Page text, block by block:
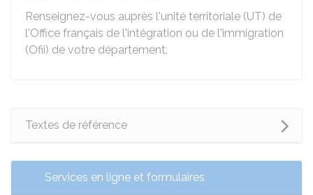
Renseignez-vous auprès l'unité territoriale (UT) de
l'Office français de l'intégration ou de l'immigration
(Ofii) de votre département.
Textes de référence
Services en ligne et formulaires